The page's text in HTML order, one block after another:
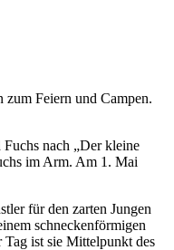
zum Feiern und Campen.
nach „Der kleine
im Arm. Am 1. Mai
für den zarten Jungen
schneckenförmigen
ist sie Mittelpunkt des